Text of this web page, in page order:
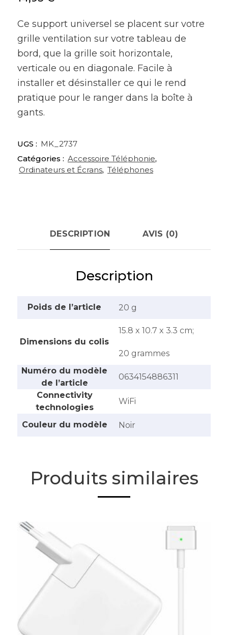
Ce support universel se placent sur votre
grille ventilation sur votre tableau de
bord, que la grille soit horizontale,
verticale ou en diagonale. Facile à
installer et désinstaller ce qui le rend
pratique pour le ranger dans la boîte à
gants.
UGS : MK_2737
Catégories : Accessoire Téléphonie,
Ordinateurs et Écrans, Téléphones
DESCRIPTION AVIS (0)
Description
Poids de l’article ‎20 g
Dimensions du colis
‎15.8 x 10.7 x 3.3 cm;
20 grammes
Numéro du modèle
de l’article
‎0634154886311
Connectivity
technologies
‎WiFi
Couleur du modèle ‎Noir
Produits similaires